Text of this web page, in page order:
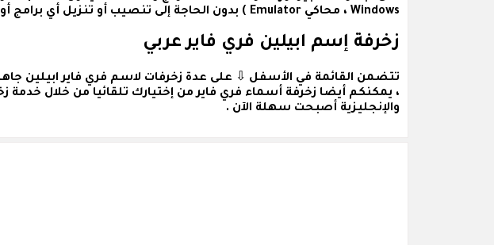
Windows ، محاكي Emulator ) بدون الحاجة إلى تنصيب أو تنزيل أي برامج أو تطبيقات .
زخرفة إسم ابيلين فري فاير عربي
تتضمن القائمة في الأسفل ⇩ على عدة زخرفات لاسم فري فاير ابيلين
، يمكنكم أيضا زخرفة أسماء فري فاير من إختيارك تلقائيا من خلال خدمة
والإنجليزية أصبحت سهلة الآن .